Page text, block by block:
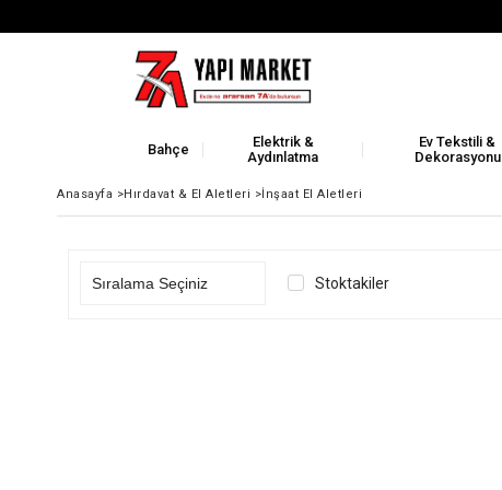
Bahçe
Elektrik &
Aydınlatma
Ev Tekstili &
Dekorasyonu
Anasayfa >Hırdavat & El Aletleri >İnşaat El Aletleri
Stoktakiler